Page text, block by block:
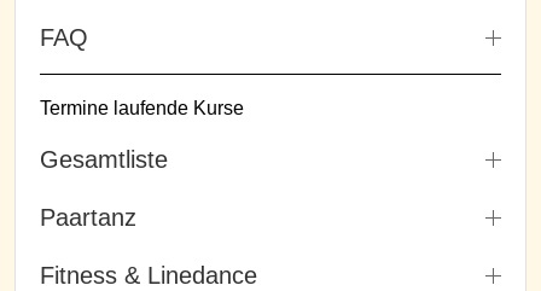
FAQ
Termine laufende Kurse
Gesamtliste
Paartanz
Fitness & Linedance